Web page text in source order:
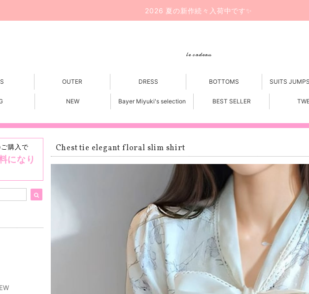
2026 夏の新作続々入荷中です✨
le cadeau
OUTER DRESS BOTTOMS SUITS
NEW Bayer Miyuki's selection BEST SELLER
購入で
になり
Chest tie elegant floral slim shirt